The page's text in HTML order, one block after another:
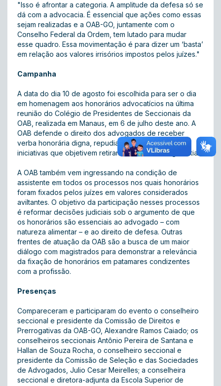
"Isso é afrontar a categoria. A amplitude da defesa só se
dá com a advocacia. É essencial que ações como essas
sejam realizadas e a OAB-GO, juntamente com o
Conselho Federal da Ordem, tem lutado para mudar
esse quadro. Essa movimentação é para dizer um ‘basta’
em relação aos valores irrisórios impostos pelos juízes."
Campanha
A data do dia 10 de agosto foi escolhida para ser o dia
em homenagem aos honorários advocatícios na última
reunião do Colégio de Presidentes de Seccionais da
OAB, realizada em Manaus, em 6 de julho deste ano. A
OAB defende o direito dos advogados de receber
verba honorária digna, repudiando e combatendo
iniciativas que objetivem retirar ou minimizar tal garantia.
A OAB também vem ingressando na condição de
assistente em todos os processos nos quais honorários
foram fixados pelos juízes em valores considerados
aviltantes. O objetivo da participação nesses processos
é reformar decisões judiciais sob o argumento de que
os honorários são essenciais ao advogado – com
natureza alimentar – e ao direito de defesa. Outras
frentes de atuação da OAB são a busca de um maior
diálogo com magistrados para demonstrar a relevância
da fixação de honorários em patamares condizentes
com a profissão.
Presenças
Compareceram e participaram do evento o conselheiro
seccional e presidente da Comissão de Direitos e
Prerrogativas da OAB-GO, Alexandre Ramos Caiado; os
conselheiros seccionais Antônio Pereira de Santana e
Hallan de Souza Rocha, o conselheiro seccional e
presidente da Comissão de Seleção e das Sociedades
de Advogados, Julio Cesar Meirelles; a conselheira
seccional e diretora-adjunta da Escola Superior de